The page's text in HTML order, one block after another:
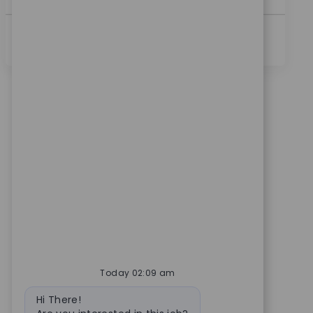
Today 02:09 am
Bot message
Hi There!